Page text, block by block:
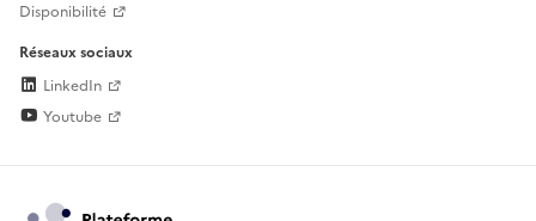
Disponibilité
Réseaux sociaux
LinkedIn
Youtube